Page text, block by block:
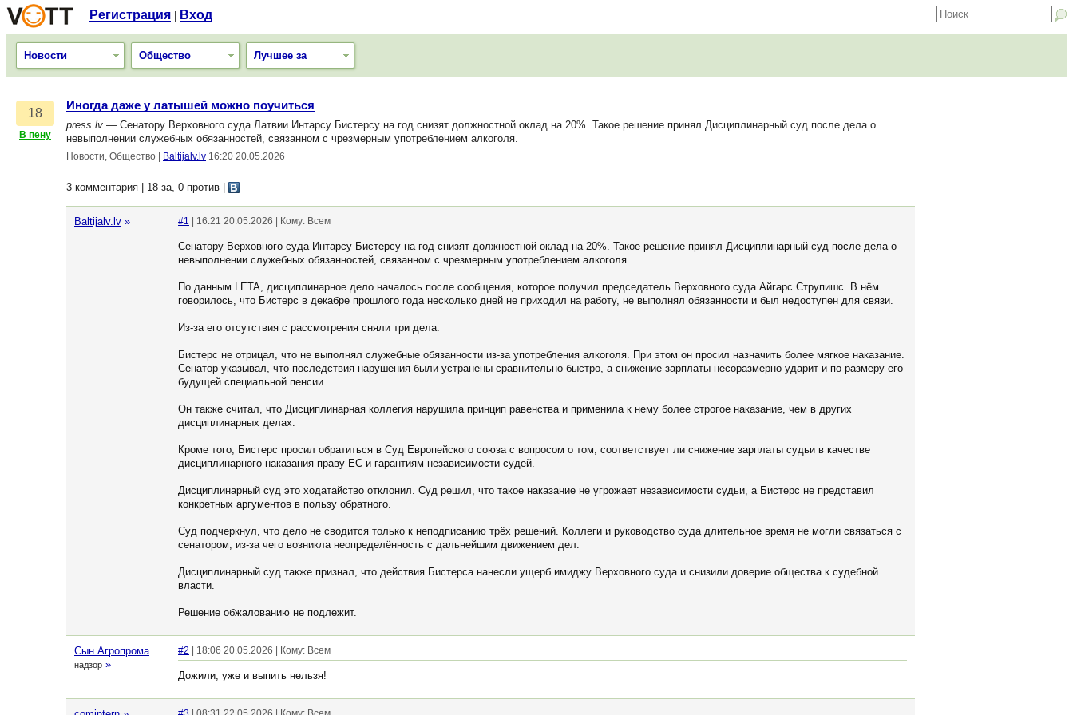
Регистрация Вход
Новости Общество Лучшее за
18
В пену
Иногда даже у латышей можно поучиться
press.lv — Сенатору Верховного суда Латвии Интарсу Бистерсу на год снизят должностной оклад на 20%. Такое решение принял Дисциплинарный суд после дела о
невыполнении служебных обязанностей, связанном с чрезмерным употреблением алкоголя.
Новости, Общество Baltijalv.lv 16:20 20.05.2026
3 комментария | 18 за, 0 против
Baltijalv.lv » #1 | 16:21 20.05.2026 | Кому: Всем
Сенатору Верховного суда Интарсу Бистерсу на год снизят должностной оклад на 20%. Такое решение принял Дисциплинарный суд после дела о
невыполнении служебных обязанностей, связанном с чрезмерным употреблением алкоголя.
По данным LETA, дисциплинарное дело началось после сообщения, которое получил председатель Верховного суда Айгарс Струпишс. В нём
говорилось, что Бистерс в декабре прошлого года несколько дней не приходил на работу, не выполнял обязанности и был недоступен для связи.
Из-за его отсутствия с рассмотрения сняли три дела.
Бистерс не отрицал, что не выполнял служебные обязанности из-за употребления алкоголя. При этом он просил назначить более мягкое наказание.
Сенатор указывал, что последствия нарушения были устранены сравнительно быстро, а снижение зарплаты несоразмерно ударит и по размеру его
будущей специальной пенсии.
Он также считал, что Дисциплинарная коллегия нарушила принцип равенства и применила к нему более строгое наказание, чем в других
дисциплинарных делах.
Кроме того, Бистерс просил обратиться в Суд Европейского союза с вопросом о том, соответствует ли снижение зарплаты судьи в качестве
дисциплинарного наказания праву ЕС и гарантиям независимости судей.
Дисциплинарный суд это ходатайство отклонил. Суд решил, что такое наказание не угрожает независимости судьи, а Бистерс не представил
конкретных аргументов в пользу обратного.
Суд подчеркнул, что дело не сводится только к неподписанию трёх решений. Коллеги и руководство суда длительное время не могли связаться с
сенатором, из-за чего возникла неопределённость с дальнейшим движением дел.
Дисциплинарный суд также признал, что действия Бистерса нанесли ущерб имиджу Верховного суда и снизили доверие общества к судебной
власти.
Решение обжалованию не подлежит.
Сын Агропрома
надзор »
#2 | 18:06 20.05.2026 | Кому: Всем
Дожили, уже и выпить нельзя!